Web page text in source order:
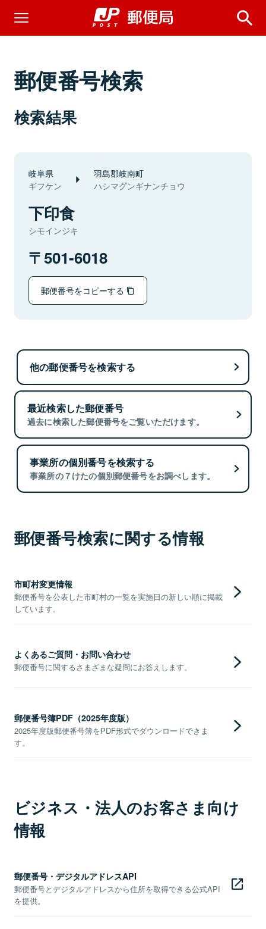
郵便番号検索
検索結果
岐阜県
ギフケン
羽島郡岐南町
ハシマグンギナンチョウ
下印食
シモインジキ
501-6018
郵便番号をコピーする
他の郵便番号を検索する
最近検索した郵便番号
過去に検索した郵便番号をご覧いただけます。
事業所の個別番号を検索する
事業所の７けたの個別郵便番号をお調べします。
郵便番号検索に関する情報
市町村変更情報
郵便番号を公表した市町村の一覧を実施日の新しい順に掲載
しています。
よくあるご質問・お問い合わせ
郵便番号に関するさまざまな疑問にお答えします。
郵便番号簿PDF（2025年度版）
2025年度版郵便番号簿をPDF形式でダウンロードできま
す。
ビジネス・法人のお客さま向け
情報
郵便番号・デジタルアドレスAPI
郵便番号とデジタルアドレスから住所を取得できる公式API
を提供。